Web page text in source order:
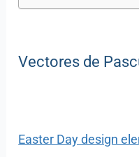
Vectores de
Easter Day design